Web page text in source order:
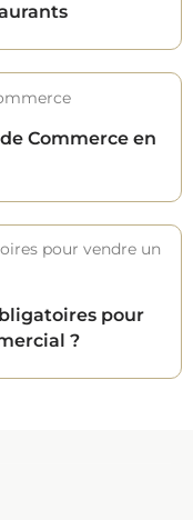
Commerce en
pour
?